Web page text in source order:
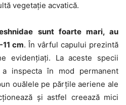
vegetație acvatică.
sunt foarte mari, au
cm. În vârful capului prezintă
evidențiați. La aceste specii
inspecta în mod permanent
ouălele pe părțile aeriene ale
și astfel creează mici